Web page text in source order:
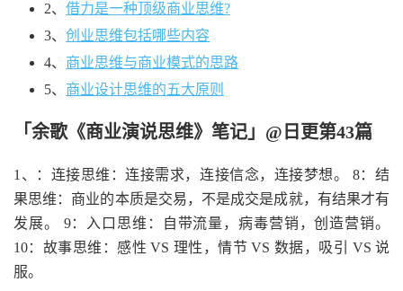
2、 借力是一种顶级商业思维?
3、 创业思维包括哪些内容
4、 商业思维与商业模式的思路
5、 商业设计思维的五大原则
「余歌《商业演说思维》笔记」@日更第43篇
1、：连接思维：连接需求，连接信念，连接梦想。 8：结
果思维：商业的本质是交易，不是成交是成就，有结果才有
发展。 9：入口思维：自带流量，病毒营销，创造营销。
10：故事思维：感性 VS 理性，情节 VS 数据，吸引 VS 说
服。